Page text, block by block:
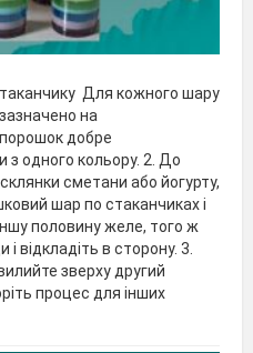
Для кожного шару
на
добре
одного кольору. 2. До
сметани або йогурту,
шар по стаканчиках і
половину желе, того ж
відкладіть в сторону. 3.
зверху другий
процес для інших